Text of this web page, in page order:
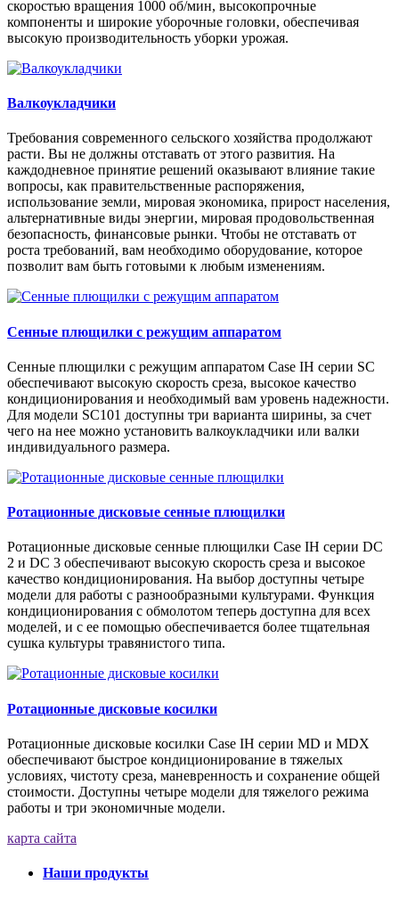
скоростью вращения 1000 об/мин, высокопрочные
компоненты и широкие уборочные головки, обеспечивая
высокую производительность уборки урожая.
Валкоукладчики
Требования современного сельского хозяйства продолжают
расти. Вы не должны отставать от этого развития. На
каждодневное принятие решений оказывают влияние такие
вопросы, как правительственные распоряжения,
использование земли, мировая экономика, прирост населения,
альтернативные виды энергии, мировая продовольственная
безопасность, финансовые рынки. Чтобы не отставать от
роста требований, вам необходимо оборудование, которое
позволит вам быть готовыми к любым изменениям.
Сенные плющилки с режущим аппаратом
Сенные плющилки с режущим аппаратом Case IH серии SC
обеспечивают высокую скорость среза, высокое качество
кондиционирования и необходимый вам уровень надежности.
Для модели SC101 доступны три варианта ширины, за счет
чего на нее можно установить валкоукладчики или валки
индивидуального размера.
Ротационные дисковые сенные плющилки
Ротационные дисковые сенные плющилки Case IH серии DC
2 и DC 3 обеспечивают высокую скорость среза и высокое
качество кондиционирования. На выбор доступны четыре
модели для работы с разнообразными культурами. Функция
кондиционирования с обмолотом теперь доступна для всех
моделей, и с ее помощью обеспечивается более тщательная
сушка культуры травянистого типа.
Ротационные дисковые косилки
Ротационные дисковые косилки Case IH серии MD и MDX
обеспечивают быстрое кондиционирование в тяжелых
условиях, чистоту среза, маневренность и сохранение общей
стоимости. Доступны четыре модели для тяжелого режима
работы и три экономичные модели.
карта сайта
Наши продукты